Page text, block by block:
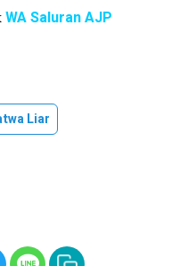
WA Saluran AJP
Liar